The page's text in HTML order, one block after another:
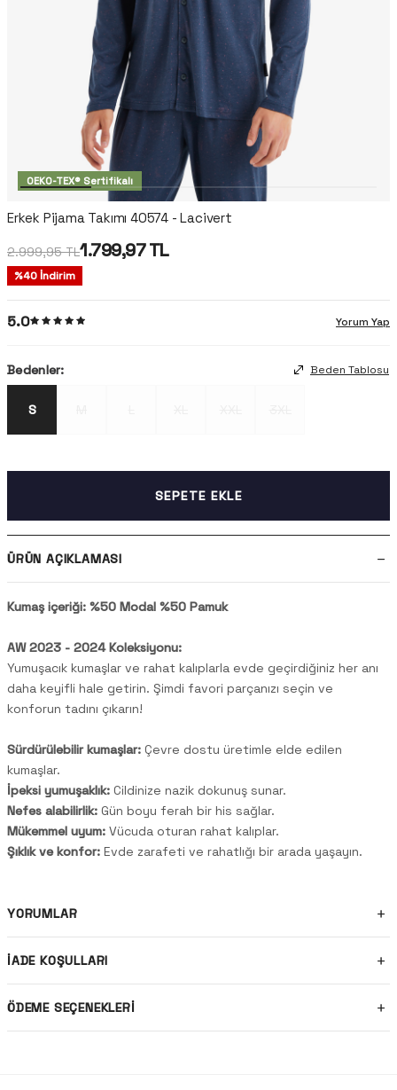
OEKO-TEX® Sertifikalı
Erkek Pijama Takımı 40574 - Lacivert
2.999,95TL1.799,97TL
%40İndirim
5.0 Yorum Yap
Bedenler: Beden Tablosu
S
SEPETE EKLE
ÜRÜN AÇIKLAMASI
Kumaş içeriği: %50 Modal %50 Pamuk
AW 2023 - 2024 Koleksiyonu:
Yumuşacık kumaşlar ve rahat kalıplarla evde geçirdiğiniz her anı
daha keyifli hale getirin. Şimdi favori parçanızı seçin ve
konforun tadını çıkarın!
Sürdürülebilir kumaşlar: Çevre dostu üretimle elde edilen
kumaşlar.
İpeksi yumuşaklık: Cildinize nazik dokunuş sunar.
Nefes alabilirlik: Gün boyu ferah bir his sağlar.
Mükemmel uyum: Vücuda oturan rahat kalıplar.
Şıklık ve konfor: Evde zarafeti ve rahatlığı bir arada yaşayın.
YORUMLAR
İADE KOŞULLARI
ÖDEME SEÇENEKLERI